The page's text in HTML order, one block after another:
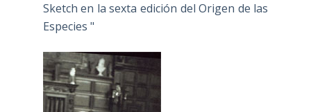
Sketch en la sexta edición del Origen de las
Especies "